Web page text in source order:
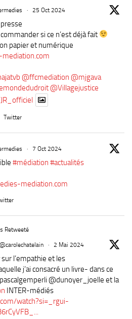
· 25 Oct 2024
si ce n’est déjà fait
papier et numérique
@ffcmediation @mjgava
@Villagejustice
Twitter
· 7 Oct 2024
#médiation #actualités
mediation.com
Retweeté
@carolechatelain · 2 Mai 2024
l’empathie et les
j’ai consacré un livre- dans ce
⁦@dunoyer_joelle⁩ et la
INTER-médiés
watch?si=_rgui-